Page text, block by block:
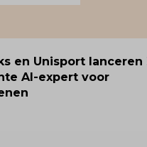
en Unisport lanceren
AI-expert voor